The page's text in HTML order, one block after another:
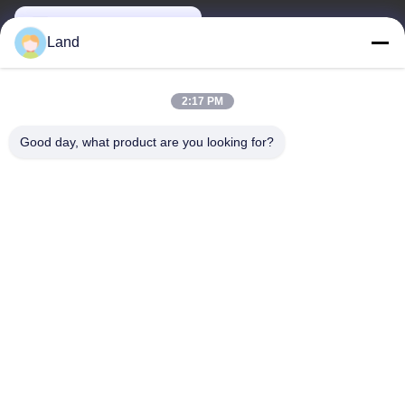
10ος όροφος, κτίριο Kingsino, περιοχή Guangming, πόλη
Land
2:17 PM
Good day, what product are you looking for?